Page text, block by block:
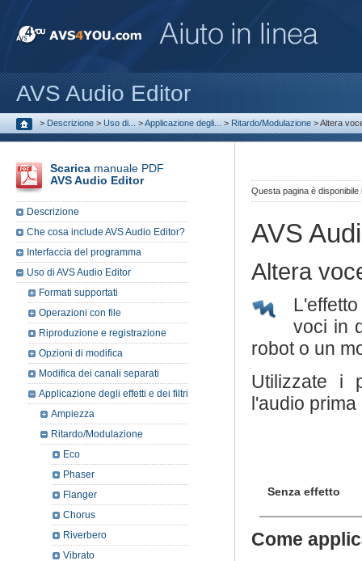
AVS Audio Editor
> Descrizione > Uso di... >Applicazione degli... > Ritardo/Modulazione >Altera
Questa pagina è
AVS
Altera
voci in
robot o un
Utilizzate i
l'audio
Senza effetto
Come
Scarica manuale PDF
AVS Audio Editor
Descrizione
Che cosa include AVS Audio Editor?
Interfaccia del programma
Uso di AVS Audio Editor
Formati supportati
Operazioni con file
Riproduzione e registrazione
Opzioni di modifica
Modifica dei canali separati
Applicazione degli effetti e dei filtri
Ampiezza
Ritardo/Modulazione
Eco
Phaser
Flanger
Chorus
Riverbero
Vibrato